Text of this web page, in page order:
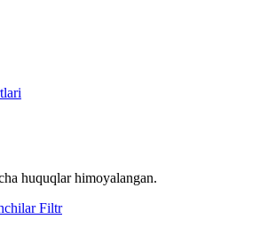
huquqlar himoyalangan.
Filtr